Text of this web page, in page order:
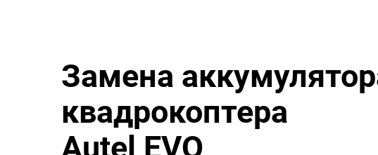
Замена
квадрокоптера
Autel EVO